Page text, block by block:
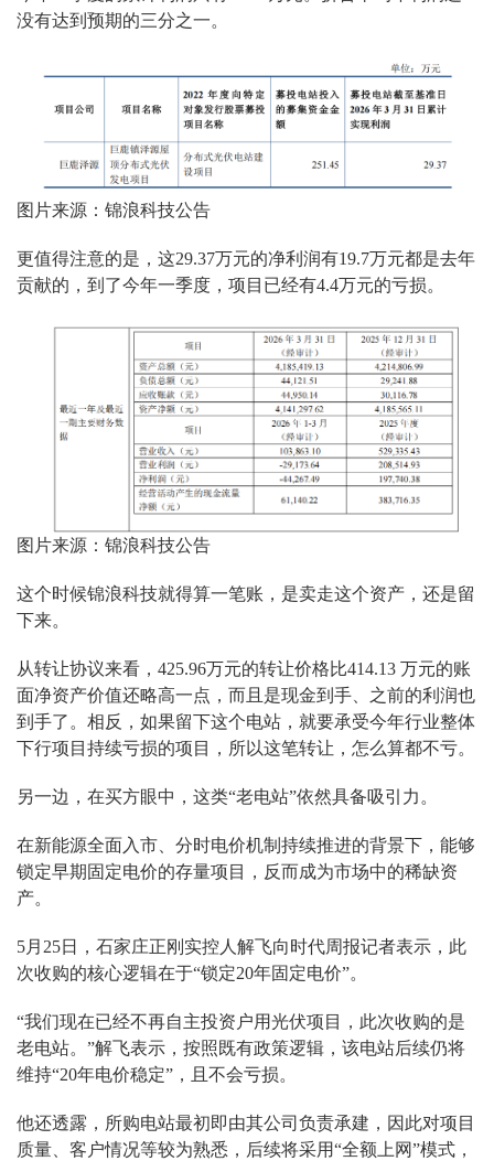
没有达到预期的三分之一。
图片来源：锦浪科技公告
更值得注意的是，这29.37万元的净利润有19.7万元都是去年
贡献的，到了今年一季度，项目已经有4.4万元的亏损。
图片来源：锦浪科技公告
这个时候锦浪科技就得算一笔账，是卖走这个资产，还是留
下来。
从转让协议来看，425.96万元的转让价格比414.13 万元的账
面净资产价值还略高一点，而且是现金到手、之前的利润也
到手了。相反，如果留下这个电站，就要承受今年行业整体
下行项目持续亏损的项目，所以这笔转让，怎么算都不亏。
另一边，在买方眼中，这类“老电站”依然具备吸引力。
在新能源全面入市、分时电价机制持续推进的背景下，能够
锁定早期固定电价的存量项目，反而成为市场中的稀缺资
产。
5月25日，石家庄正刚实控人解飞向时代周报记者表示，此
次收购的核心逻辑在于“锁定20年固定电价”。
“我们现在已经不再自主投资户用光伏项目，此次收购的是
老电站。”解飞表示，按照既有政策逻辑，该电站后续仍将
维持“20年电价稳定”，且不会亏损。
他还透露，所购电站最初即由其公司负责承建，因此对项目
质量、客户情况等较为熟悉，后续将采用“全额上网”模式，